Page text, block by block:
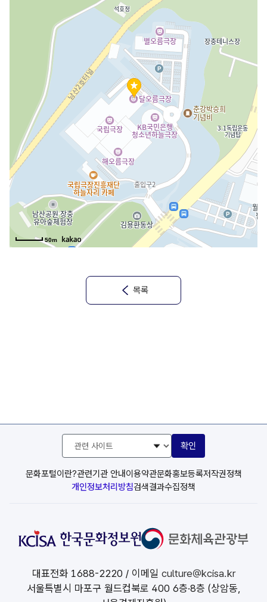
50m
목록
문화포털이란?관련기관 안내이용약관문화홍보등록저작권정책
개인정보처리방침검색결과수집정책
관
사
이
트
확인
대표전화 1688-2220 / 이메일 culture@kcisa.kr
서울특별시 마포구 월드컵북로 400 6층·8층 (상암동,